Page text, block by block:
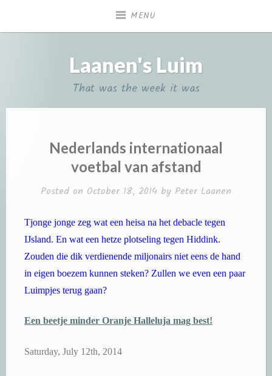
MENU
Laanen's Luim
That was the week it was
Nederlands internationaal
voetbal van afstand
Posted on October 18, 2014 by Peter Laanen
Tjonge jonge zeg wat een heisa na het debacle tegen
IJsland. En wat een hetze plotseling tegen Hiddink.
Zouden die dik verdienende miljonairs niet eens de hand
in eigen boezem kunnen steken? Zullen we even een paar
Luimpjes terug gaan?
Een beetje minder Oranje Halleluja mag best!
Saturday, July 12th, 2014